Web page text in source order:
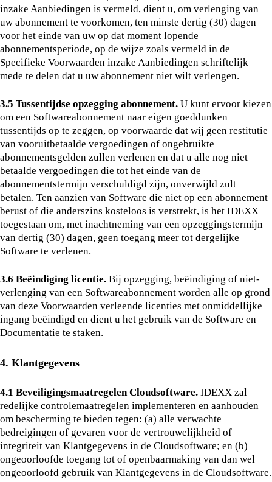
inzake Aanbiedingen is vermeld, dient u, om verlenging van
uw abonnement te voorkomen, ten minste dertig (30) dagen
voor het einde van uw op dat moment lopende
abonnementsperiode, op de wijze zoals vermeld in de
Specifieke Voorwaarden inzake Aanbiedingen schriftelijk
mede te delen dat u uw abonnement niet wilt verlengen.
3.5 Tussentijdse opzegging abonnement. U kunt ervoor kiezen
om een Softwareabonnement naar eigen goeddunken
tussentijds op te zeggen, op voorwaarde dat wij geen restitutie
van vooruitbetaalde vergoedingen of ongebruikte
abonnementsgelden zullen verlenen en dat u alle nog niet
betaalde vergoedingen die tot het einde van de
abonnementstermijn verschuldigd zijn, onverwijld zult
betalen. Ten aanzien van Software die niet op een abonnement
berust of die anderszins kosteloos is verstrekt, is het IDEXX
toegestaan om, met inachtneming van een opzeggingstermijn
van dertig (30) dagen, geen toegang meer tot dergelijke
Software te verlenen.
3.6 Beëindiging licentie. Bij opzegging, beëindiging of niet-
verlenging van een Softwareabonnement worden alle op grond
van deze Voorwaarden verleende licenties met onmiddellijke
ingang beëindigd en dient u het gebruik van de Software en
Documentatie te staken.
4. Klantgegevens
4.1 Beveiligingsmaatregelen Cloudsoftware. IDEXX zal
redelijke controlemaatregelen implementeren en aanhouden
om bescherming te bieden tegen: (a) alle verwachte
bedreigingen of gevaren voor de vertrouwelijkheid of
integriteit van Klantgegevens in de Cloudsoftware; en (b)
ongeoorloofde toegang tot of openbaarmaking van dan wel
ongeoorloofd gebruik van Klantgegevens in de Cloudsoftware.